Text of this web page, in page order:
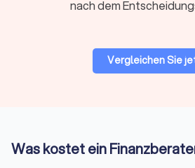
Finanzberater für Sie und Ihr
Auf Trustlocal können Sie Ihre
erklären, damit qualifizierte und
Altersvorsorge,
nach dem
Vergleichen Sie
Was kostet ein